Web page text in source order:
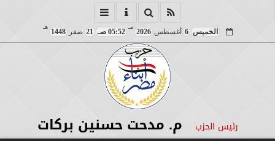
الخميس 6 أغسطس2026
مـ
05:52 صـ 21 صفر1448
هـ
رئيس الحزب م. مدحت حسنين بركات